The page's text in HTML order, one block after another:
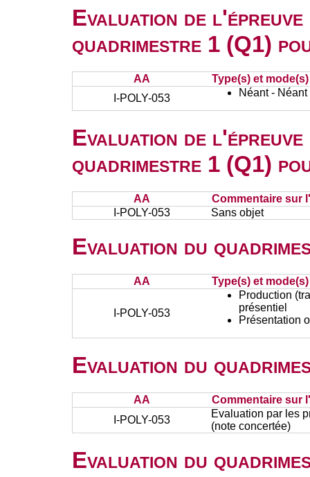
Evaluation de
quadrimestre 1 (Q1)
AA
Type(s) et
I-POLY-053
Néant - Néant
Evaluation de
quadrimestre 1 (Q1)
AA
Commentaire sur
I-POLY-053
Sans objet
Evaluation du
AA Type(s) et
I-POLY-053
Production
présentiel
Présentation
Evaluation du
AA
Commentaire sur
I-POLY-053
Evaluation par les
(note concertée)
Evaluation du